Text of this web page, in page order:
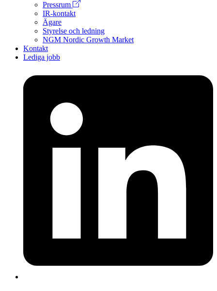
Pressrum
IR-kontakt
Ägare
Styrelse och ledning
NGM Nordic Growth Market
Kontakt
Lediga jobb